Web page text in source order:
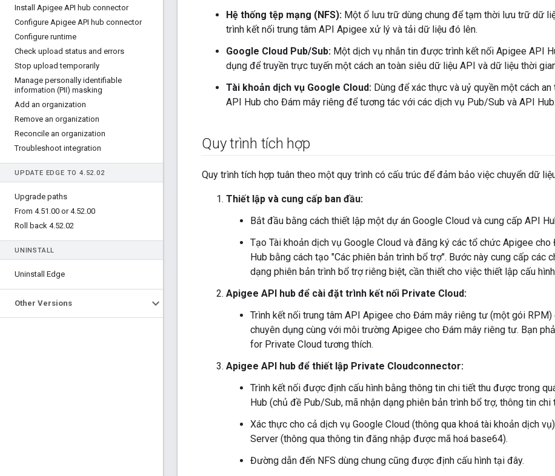
Install Apigee API hub connector
Configure Apigee API hub connector
Configure runtime
Check upload status and errors
Stop upload temporarily
Manage personally identifiable
information (PII) masking
Add an organization
Remove an organization
Reconcile an organization
Troubleshoot integration
UPDATE EDGE TO 4. 52.02
Upgrade paths
From 4.51 .00 or 4.52.00
Roll back 4.52.02
UNINSTALL
Uninstall Edge
Other Versions
Hệ thống tệp mạng (NFS): Một ổ lưu trữ dùng chung để tạm thời lưu trữ dữ
trình kết nối trung tâm API Apigee xử lý và tải dữ liệu đó lên.
Google Cloud Pub/Sub: Một dịch vụ nhắn tin được trình kết nối Apigee API
dụng để truyền trực tuyến một cách an toàn siêu dữ liệu API và dữ liệu thời
Tài khoản dịch vụ Google Cloud: Dùng để xác thực và uỷ quyền một cách
API Hub cho Đám mây riêng để tương tác với các dịch vụ Pub/Sub và API Hub.
Quy trình tích hợp
Quy trình tích hợp tuân theo một quy trình có cấu trúc để đảm bảo việc chuyển dữ
Thiết lập và cung cấp ban đầu:
Bắt đầu bằng cách thiết lập một dự án Google Cloud và cung cấp API
Tạo Tài khoản dịch vụ Google Cloud và đăng ký các tổ chức Apigee
Hub bằng cách tạo "Các phiên bản trình bổ trợ". Bước này cung cấp các
dạng phiên bản trình bổ trợ riêng biệt, cần thiết cho việc thiết lập cấu
Apigee API hub để cài đặt trình kết nối Private Cloud:
Trình kết nối trung tâm API Apigee cho Đám mây riêng tư (một gói
chuyên dụng cùng với môi trường Apigee cho Đám mây riêng tư. Bạn
for Private Cloud tương thích.
Apigee API hub để thiết lập Private Cloudconnector:
Trình kết nối được định cấu hình bằng thông tin chi tiết thu được trong
Hub (chủ đề Pub/Sub, mã nhận dạng phiên bản trình bổ trợ, thông tin chi
Xác thực cho cả dịch vụ Google Cloud (thông qua khoá tài khoản dịch
Server (thông qua thông tin đăng nhập được mã hoá base64).
Đường dẫn đến NFS dùng chung cũng được định cấu hình tại đây.